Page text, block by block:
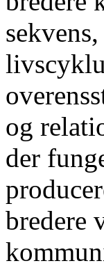
og
der
bredere